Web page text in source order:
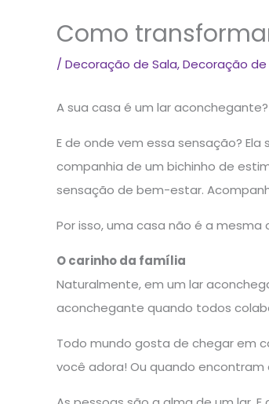
Como
/ Decoração de Sala,Decoração de
A sua casa é um lar
E de onde vem essa sensação?
companhia de um bichinho de
sensação de bem-estar.
Por isso, uma casa não é a
O carinho da família
Naturalmente, em um lar
aconchegante quando todos
Todo mundo gosta de chegar em
você adora! Ou quando